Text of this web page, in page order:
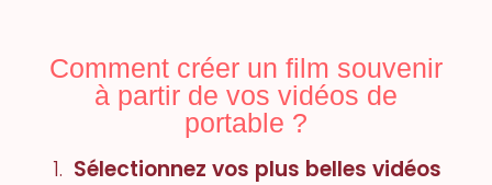
Comment créer un film souvenir
à partir de vos vidéos de
portable ?
Sélectionnez vos plus belles vidéos